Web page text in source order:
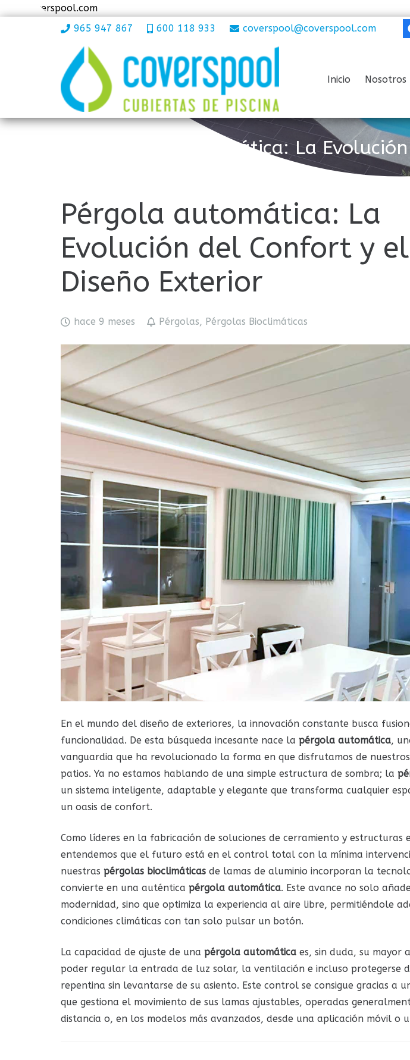
www.coverspool.com
965 947 867
600 118 933 coverspool@coverspool.com
Inicio Nosotros
Pérgola automática: La
Pérgola automática: La
Evolución del Confort y el
Diseño Exterior
hace 9 meses Pérgolas, Pérgolas Bioclimáticas
En el mundo del diseño de exteriores, la innovación constante busca
funcionalidad. De esta búsqueda incesante nace la pérgola automática,
vanguardia que ha revolucionado la forma en que disfrutamos de
patios. Ya no estamos hablando de una simple estructura de sombra; la
un sistema inteligente, adaptable y elegante que transforma cualquier
un oasis de confort.
Como líderes en la fabricación de soluciones de cerramiento y estructuras
entendemos que el futuro está en el control total con la mínima
nuestras pérgolas bioclimáticas de lamas de aluminio incorporan la
convierte en una auténtica pérgola automática. Este avance no solo
modernidad, sino que optimiza la experiencia al aire libre, permitiéndole
condiciones climáticas con tan solo pulsar un botón.
La capacidad de ajuste de una pérgola automática es, sin duda, su mayor
poder regular la entrada de luz solar, la ventilación e incluso protegerse
repentina sin levantarse de su asiento. Este control se consigue gracias a
que gestiona el movimiento de sus lamas ajustables, operadas
distancia o, en los modelos más avanzados, desde una aplicación móvil o